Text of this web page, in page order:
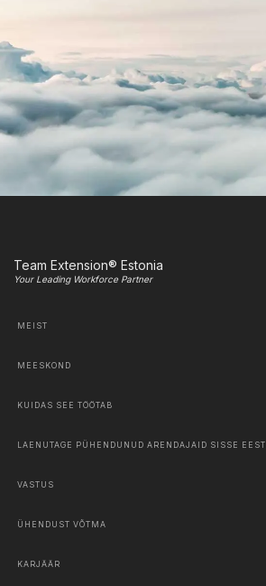
Team Extension® Estonia
Your Leading Workforce Partner
MEIST
MEESKOND
KUIDAS SEE TÖÖTAB
LAENUTAGE PÜHENDUNUD ARENDAJAID SISSE EESTI
VASTUS
ÜHENDUST VÕTMA
KARJÄÄR